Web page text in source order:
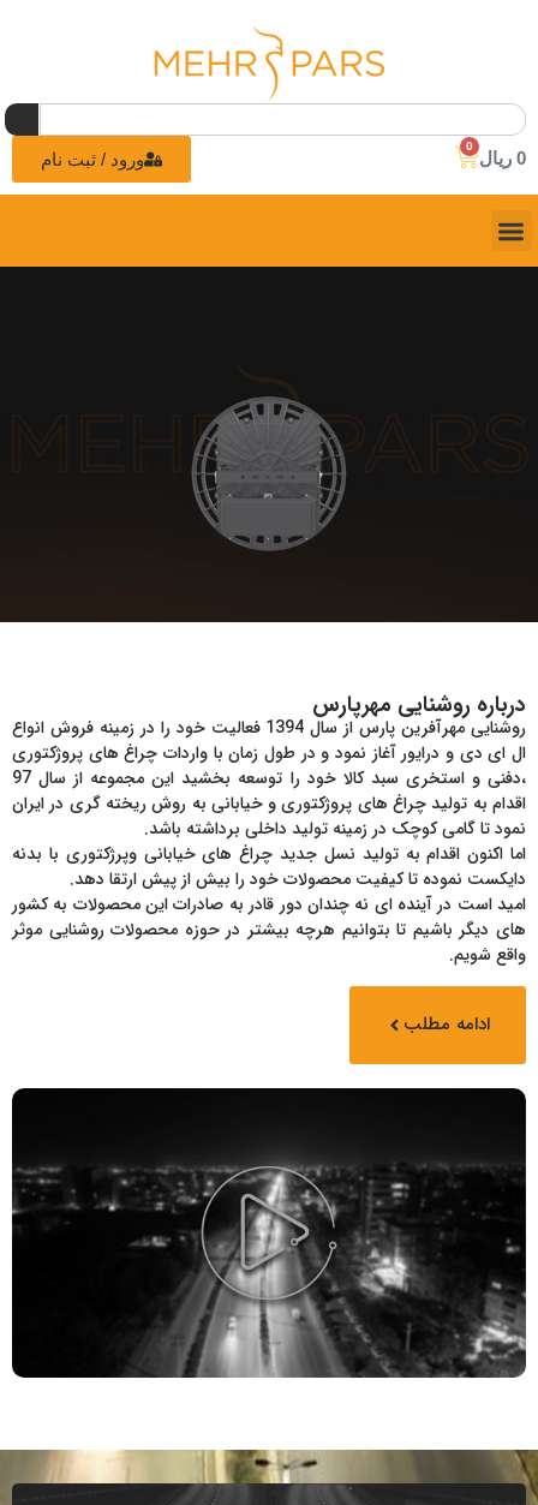
0 ریال
0
ورود / ثبت نام
درباره روشنایی مهرپارس
روشنایى مهرآفرین پارس از سال 1394 فعالیت خود را در زمینه فروش انواع
ال اى دى و درایور آغاز نمود و در طول زمان با واردات چراغ هاى پروژکتورى
،دفنى و استخرى سبد کالا خود را توسعه بخشید این مجموعه از سال 97
اقدام به تولید چراغ هاى پروژکتورى و خیابانى به روش ریخته گرى در ایران
نمود تا گامى کوچک در زمینه تولید داخلى برداشته باشد.
اما اکنون اقدام به تولید نسل جدید چراغ هاى خیابانى وپرژکتورى با بدنه
دایکست نموده تا کیفیت محصولات خود را بیش از پیش ارتقا دهد.
امید است در آینده اى نه چندان دور قادر به صادرات این محصولات به کشور
هاى دیگر باشیم تا بتوانیم هرچه بیشتر در حوزه محصولات روشنایى موثر
واقع شویم.
ادامه مطلب